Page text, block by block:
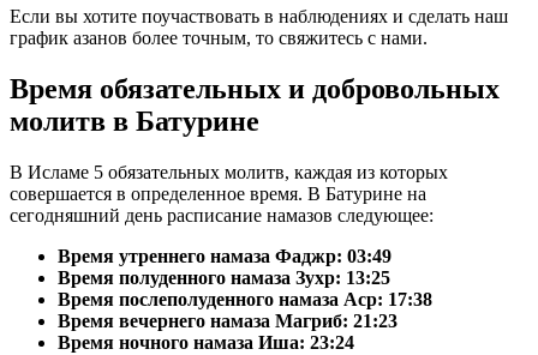
Если вы хотите поучаствовать в наблюдениях и сделать наш
график азанов более точным, то свяжитесь с нами.
Время обязательных и добровольных
молитв в Батурине
В Исламе 5 обязательных молитв, каждая из которых
совершается в определенное время. В Батурине на
сегодняшний день расписание намазов следующее:
Время утреннего намаза Фаджр: 03:49
Время полуденного намаза Зухр: 13:25
Время послеполуденного намаза Аср: 17:38
Время вечернего намаза Магриб: 21:23
Время ночного намаза Иша: 23:24